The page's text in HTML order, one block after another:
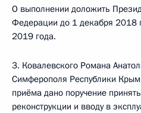
О выполнении доложить
Федерации до 1 декабря 2018
2019 года.
3. Ковалевского Романа
Симферополя Республики
приёма дано поручение
реконструкции и вводу в